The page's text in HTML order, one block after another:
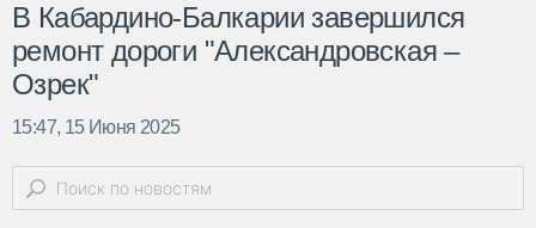
В Кабардино-Балкарии завершился
ремонт дороги "Александровская –
Озрек"
15:47, 15 Июня 2025